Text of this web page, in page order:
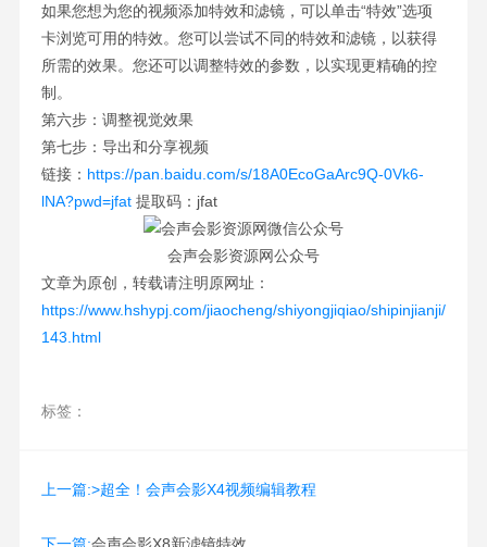
如果您想为您的视频添加特效和滤镜，可以单击“特效”选项
卡浏览可用的特效。您可以尝试不同的特效和滤镜，以获得
所需的效果。您还可以调整特效的参数，以实现更精确的控
制。
第六步：调整视觉效果
第七步：导出和分享视频
链接： https://pan.baidu.com/s/18A0EcoGaArc9Q-0Vk6-
lNA?pwd=jfat提取码：jfat
会声会影资源网公众号
文章为原创，转载请注明原网址：
https://www.hshypj.com/jiaocheng/shiyongjiqiao/shipinjianji/
143.html
标签：
上一篇:>超全！会声会影X4视频编辑教程